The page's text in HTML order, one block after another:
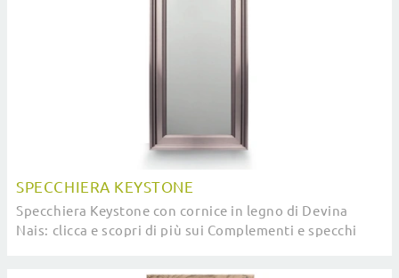
SPECCHIERA KEYSTONE
Specchiera Keystone con cornice in legno di Devina
Nais: clicca e scopri di più sui Complementi e specchi